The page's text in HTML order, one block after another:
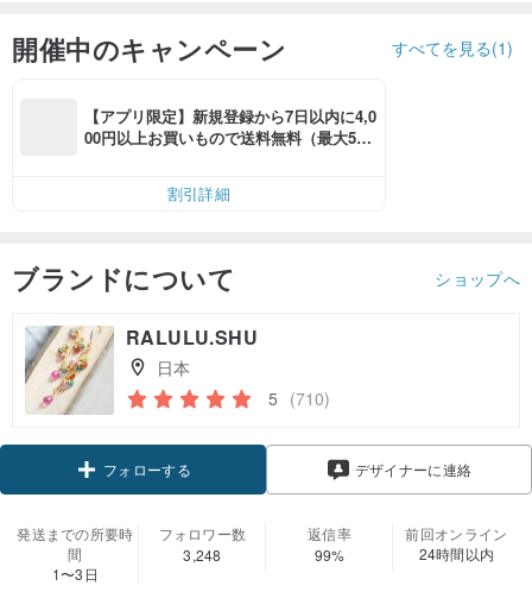
開催中のキャンペーン すべてを見る(1)
【アプリ限定】新規登録から7日以内に4,0
00円以上お買いもので送料無料（最大500
割引詳細
ブランドについて ショップへ
RALULU.SHU
日本
5 (710)
フォローする
デザイナーに連絡
発送までの所要時
間
1〜3日
フォロワー数
3,248
返信率
99%
前回オンライン
24時間以内